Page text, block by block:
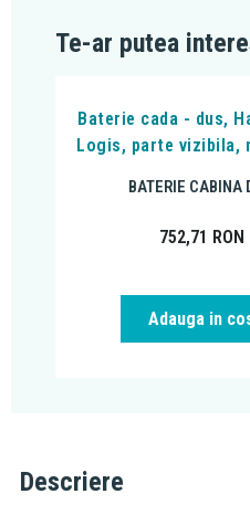
Te-ar putea
Baterie cada - dus,
Logis, parte vizibila,
BATERIE CABINA
752,71 RON
Adauga in
Descriere